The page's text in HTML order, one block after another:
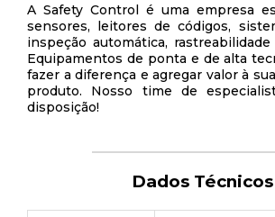
A Safety Control é uma empresa
sensores, leitores de códigos,
inspeção automática,
Equipamentos de ponta e de alta
fazer a diferença e agregar valor à
produto. Nosso time de
disposição!
Dados Técnicos